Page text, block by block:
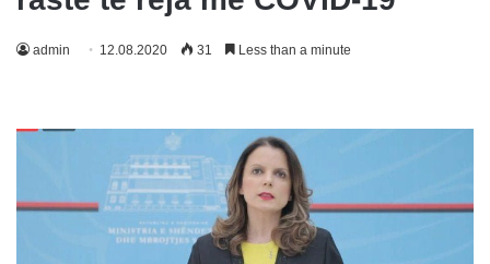
admin 12.08.2020 31 Less than a minute